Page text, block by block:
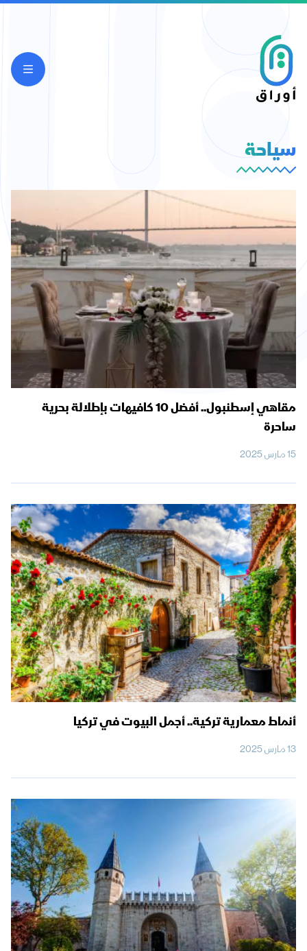
سياحة
مقاهي إسطنبول.. أفضل 10 كافيهات بإطلالة بحرية
ساحرة
15 مارس 2025
أنماط معمارية تركية.. أجمل البيوت في تركيا
13 مارس 2025